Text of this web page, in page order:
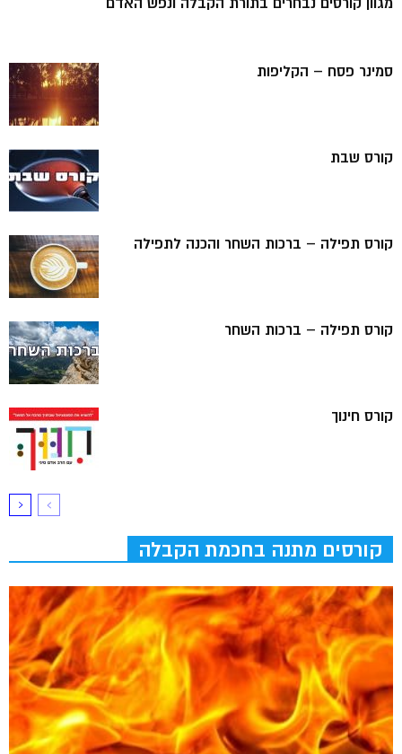
מגוון קורסים נבחרים בתורת הקבלה ונפש האדם
סמינר פסח – הקליפות
קורס שבת
קורס תפילה – ברכות השחר והכנה לתפילה
קורס תפילה – ברכות השחר
קורס חינוך
קורסים מתנה בחכמת הקבלה